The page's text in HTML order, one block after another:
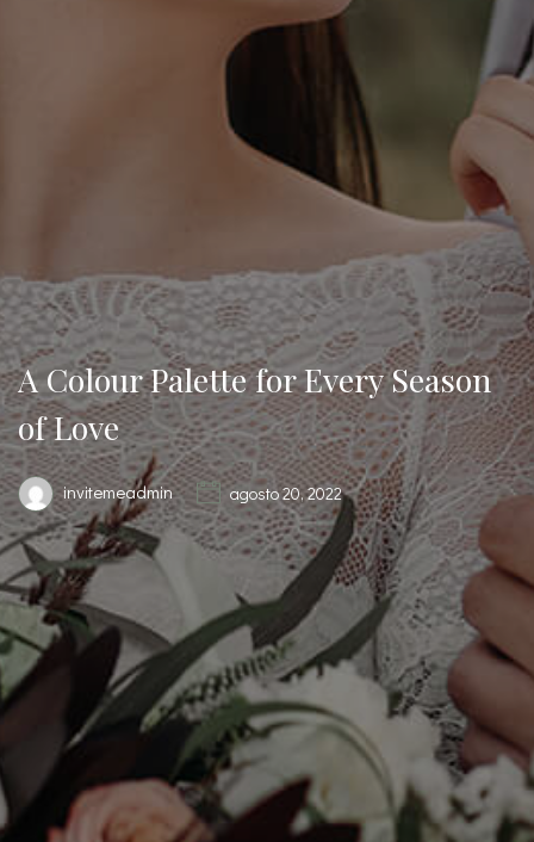
A Colour Palette for Every Season
of Love
invitemeadmin agosto 20, 2022